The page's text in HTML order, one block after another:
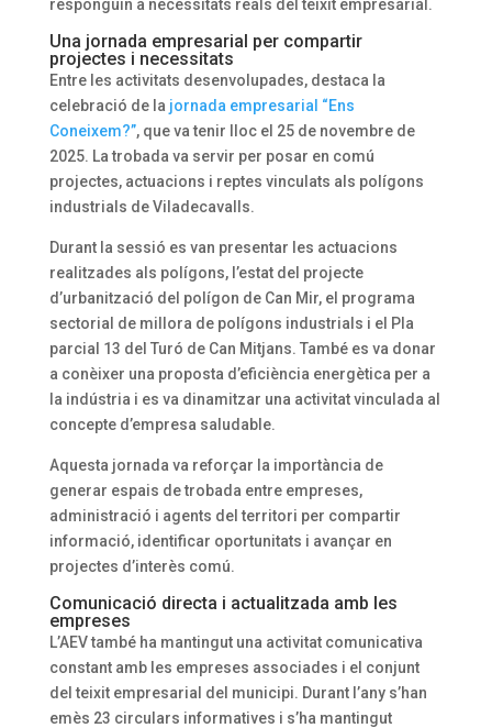
responguin a necessitats reals del teixit empresarial.
Una jornada empresarial per compartir
projectes i necessitats
Entre les activitats desenvolupades, destaca la
celebració de la jornada empresarial “Ens
Coneixem?”, que va tenir lloc el 25 de novembre de
2025. La trobada va servir per posar en comú
projectes, actuacions i reptes vinculats als polígons
industrials de Viladecavalls.
Durant la sessió es van presentar les actuacions
realitzades als polígons, l’estat del projecte
d’urbanització del polígon de Can Mir, el programa
sectorial de millora de polígons industrials i el Pla
parcial 13 del Turó de Can Mitjans. També es va donar
a conèixer una proposta d’eficiència energètica per a
la indústria i es va dinamitzar una activitat vinculada al
concepte d’empresa saludable.
Aquesta jornada va reforçar la importància de
generar espais de trobada entre empreses,
administració i agents del territori per compartir
informació, identificar oportunitats i avançar en
projectes d’interès comú.
Comunicació directa i actualitzada amb les
empreses
L’AEV també ha mantingut una activitat comunicativa
constant amb les empreses associades i el conjunt
del teixit empresarial del municipi. Durant l’any s’han
emès 23 circulars informatives i s’ha mantingut